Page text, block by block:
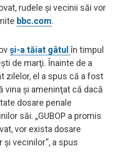
rudele şi vecinii săi vor
bbc.com.
şi-a tăiat gâtulîn timpul
de marţi. Înainte de a
zilelor, el a spus că a fost
vina şi ameninţat că dacă
dosare penale
săi. „GUBOP a promis
vor exista dosare
vecinilor“, a spus